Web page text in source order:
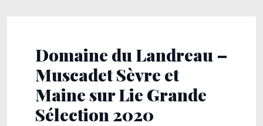
Domaine du Landreau –
Muscadet Sèvre et
Maine sur Lie Grande
Sélection 2020